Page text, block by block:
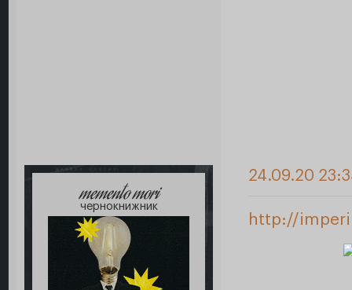
memento mori
чернокнижник
24.09.20
http://